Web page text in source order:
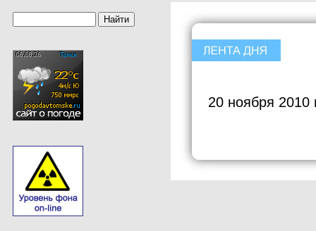
20 ноября 2010